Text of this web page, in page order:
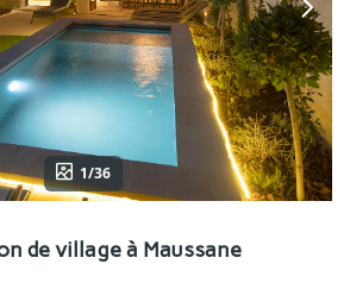
1/36
de village à Maussane